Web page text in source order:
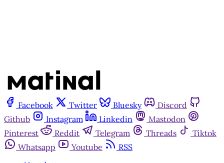
Facebook Twitter Bluesky
Discord
Github
Instagram Linkedin
Mastodon
Pinterest
Reddit Telegram Threads
Tiktok
Whatsapp
Youtube
RSS